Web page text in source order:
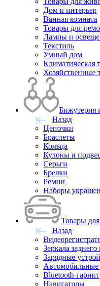
Дом и интерьер
Ванная комната
Товары для
Лампы и
Текстиль
Умный дом
Климатическая
Хозяйственные
Бижутерия
Назад
Цепочки
Браслеты
Кольца
Кулоны и
Серьги
Брелки
Ремни
Наборы
Товары
Назад
Зеркала заднего
Зарядные
Автомобильные
Bluetooth-
Навигаторы